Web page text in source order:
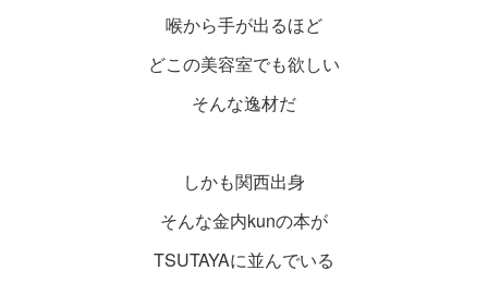
喉から手が出るほど
どこの美容室でも欲しい
そんな逸材だ
しかも関西出身
そんな金内kunの本が
TSUTAYAに並んでいる